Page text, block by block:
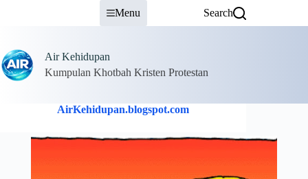
Menu Search
Air Kehidupan
Kumpulan Khotbah Kristen Protestan
AirKehidupan.blogspot.com